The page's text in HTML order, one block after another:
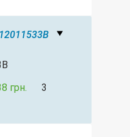
12011533B
грн. 3